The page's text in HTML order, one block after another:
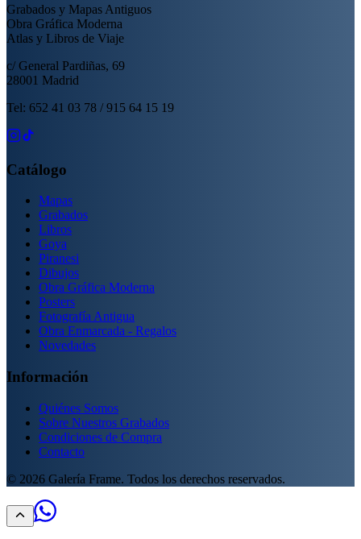
Grabados y Mapas Antiguos
Obra Gráfica Moderna
Atlas y Libros de Viaje
c/ General Pardiñas, 69
28001 Madrid
Tel: 652 41 03 78 / 915 64 15 19
Catálogo
Mapas
Grabados
Libros
Goya
Piranesi
Dibujos
Obra Gráfica Moderna
Posters
Fotografía Antigua
Obra Enmarcada - Regalos
Novedades
Información
Quiénes Somos
Sobre Nuestros Grabados
Condiciones de Compra
Contacto
© 2026 Galería Frame. Todos los derechos reservados.